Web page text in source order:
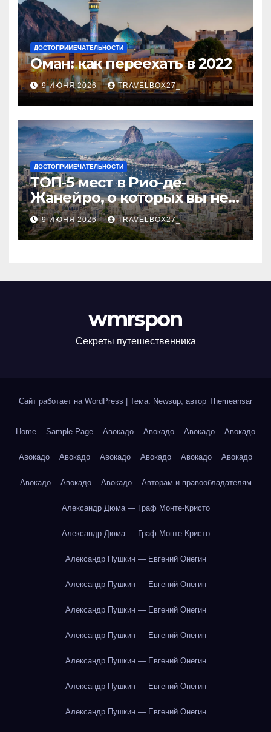
ДОСТОПРИМЕЧАТЕЛЬНОСТИ
Оман: как переехать в 2022
9 ИЮНЯ 2026 TRAVELBOX27_
ДОСТОПРИМЕЧАТЕЛЬНОСТИ
ТОП-5 мест в Рио-де-
Жанейро, о которых вы не
знали
9 ИЮНЯ 2026 TRAVELBOX27_
wmrspon
Секреты путешественника
Сайт работает на WordPress Тема: Newsup, автор Themeansar
Home Sample Page Авокадо Авокадо Авокадо Авокадо
Авокадо Авокадо Авокадо Авокадо Авокадо Авокадо
Авокадо Авокадо Авокадо Авторам и правообладателям
Александр Дюма — Граф Монте-Кристо
Александр Дюма — Граф Монте-Кристо
Александр Пушкин — Евгений Онегин
Александр Пушкин — Евгений Онегин
Александр Пушкин — Евгений Онегин
Александр Пушкин — Евгений Онегин
Александр Пушкин — Евгений Онегин
Александр Пушкин — Евгений Онегин
Александр Пушкин — Евгений Онегин